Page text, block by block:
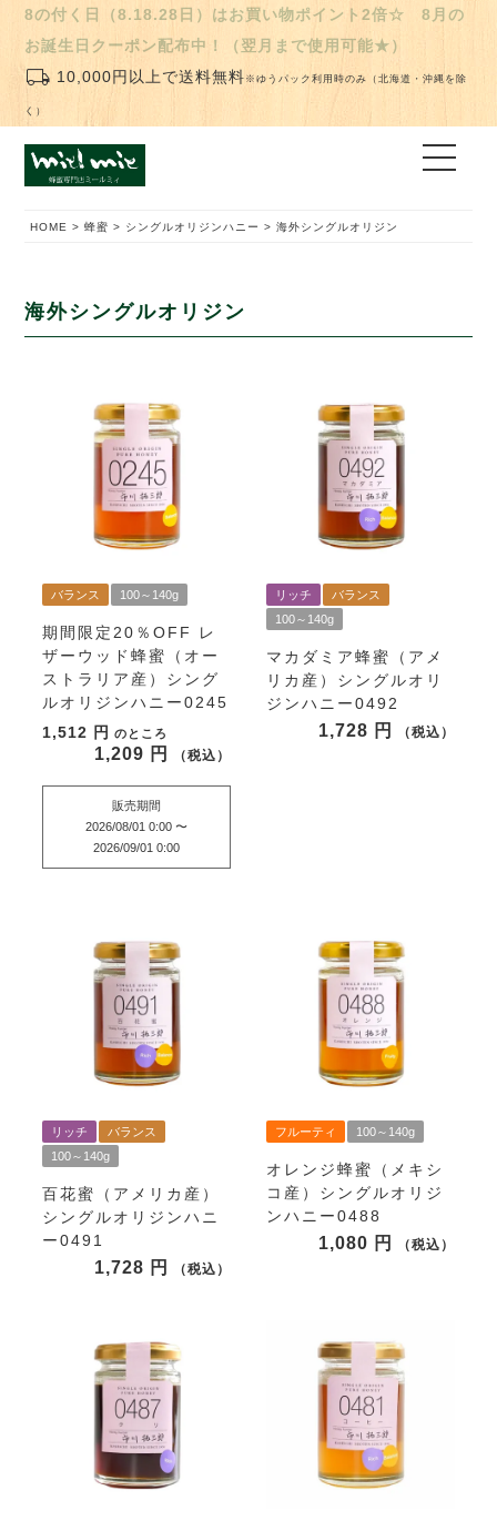
8の付く日（8.18.28日）はお買い物ポイント2倍☆ 8月の
お誕生日クーポン配布中！（翌月まで使用可能★）
local_shipping 10,000円以上で送料無料※ゆうパック利用時のみ（北海道・沖縄を除
く）
HOME 蜂蜜 シングルオリジンハニー 海外シングルオリジン
海外シングルオリジン
バランス 100～140g
期間限定20％OFF
レ
ザーウッド蜂蜜（オー
ストラリア産）シング
ルオリジンハニー0245
1,512 のところ
1,209 税込
販売期間
2026/08/01 0:00 〜
2026/09/01 0:00
リッチ
バランス
100～140g
マカダミア蜂蜜（アメ
リカ産）シングルオリ
ジンハニー0492
1,728 税込
リッチ
バランス
100～140g
百花蜜（アメリカ産）
シングルオリジンハニ
ー0491
1,728 税込
フルーティ 100～140g
オレンジ蜂蜜（メキシ
コ産）シングルオリジ
ンハニー0488
1,080 税込